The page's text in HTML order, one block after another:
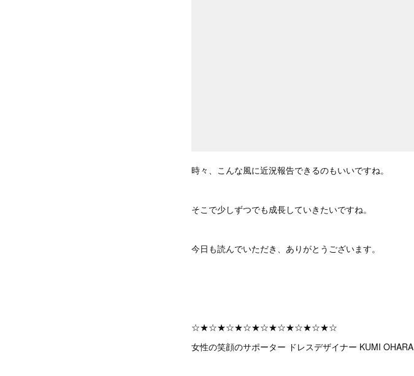
時々、こんな風に近況報告できるのもいいですね。
そこで少しずつでも成長していきたいですね。
今日も読んでいただき、ありがとうございます。
☆★☆★☆★☆★☆★☆★☆★☆★☆
女性の笑顔のサポーター ドレスデザイナー KUMI OHARA